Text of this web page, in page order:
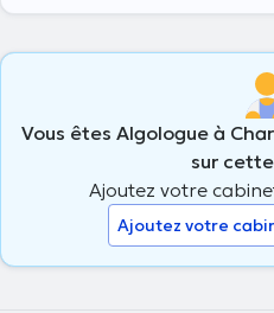
Vous êtes Algologue à
sur
Ajoutez votre
Ajoutez votre